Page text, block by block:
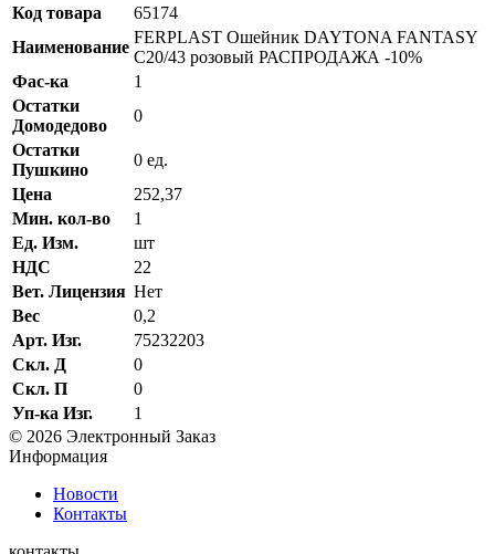
Код товара
65174
Наименование
FERPLAST Ошейник DAYTONA FANTASY
C20/43 розовый РАСПРОДАЖА -10%
Фас-ка
1
Остатки
Домодедово
0
Остатки
Пушкино
0 ед.
Цена
252,37
Мин. кол-во
1
Ед. Изм.
шт
НДС
22
Вет. Лицензия Нет
Вес
0,2
Арт. Изг.
75232203
Скл. Д
0
Скл. П
0
Уп-ка Изг.
1
© 2026 Электронный Заказ
Информация
Новости
Контакты